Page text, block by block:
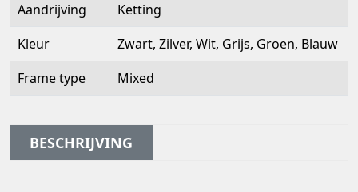
Aandrijving
Ketting
Kleur
Zwart, Zilver, Wit, Grijs, Groen, Blauw
Frame type
Mixed
BESCHRIJVING